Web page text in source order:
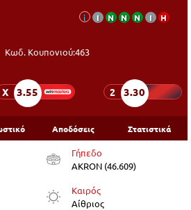
i Ι Ν Ν Ν Ι Η
Κωδ. Κουπονιού:463
X 3.55 2 3.30
Αποδόσεις Στατιστικά
Γήπεδο
AKRON (46.609)
Καιρός
Αίθριος